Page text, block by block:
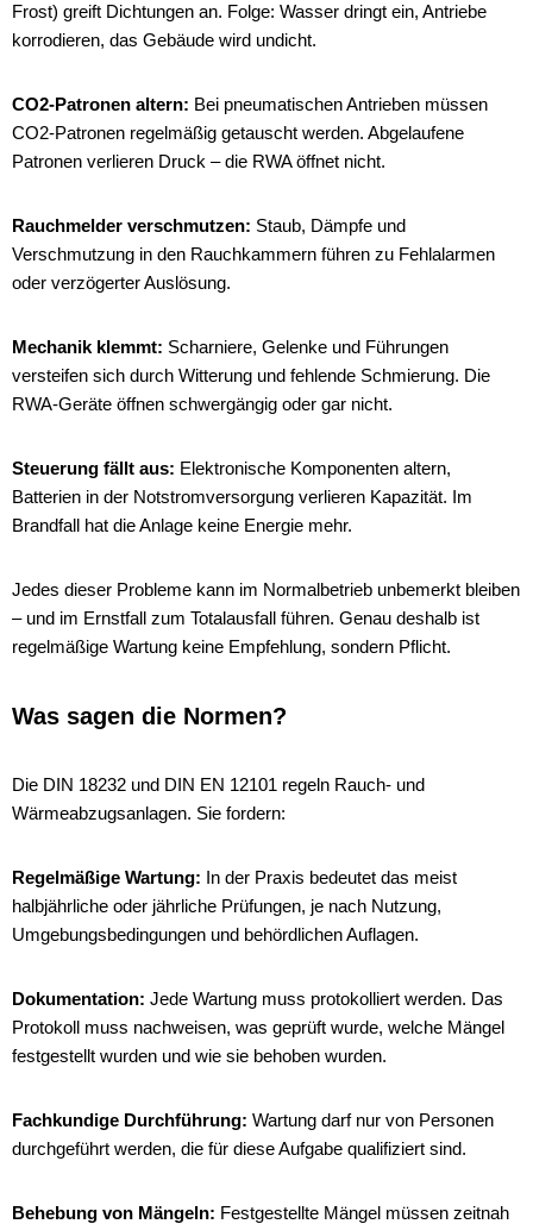
Frost) greift Dichtungen an. Folge: Wasser dringt ein, Antriebe
korrodieren, das Gebäude wird undicht.
CO2-Patronen altern: Bei pneumatischen Antrieben müssen
CO2-Patronen regelmäßig getauscht werden. Abgelaufene
Patronen verlieren Druck – die RWA öffnet nicht.
Rauchmelder verschmutzen: Staub, Dämpfe und
Verschmutzung in den Rauchkammern führen zu Fehlalarmen
oder verzögerter Auslösung.
Mechanik klemmt: Scharniere, Gelenke und Führungen
versteifen sich durch Witterung und fehlende Schmierung. Die
RWA-Geräte öffnen schwergängig oder gar nicht.
Steuerung fällt aus: Elektronische Komponenten altern,
Batterien in der Notstromversorgung verlieren Kapazität. Im
Brandfall hat die Anlage keine Energie mehr.
Jedes dieser Probleme kann im Normalbetrieb unbemerkt bleiben
– und im Ernstfall zum Totalausfall führen. Genau deshalb ist
regelmäßige Wartung keine Empfehlung, sondern Pflicht.
Was sagen die Normen?
Die DIN 18232 und DIN EN 12101 regeln Rauch- und
Wärmeabzugsanlagen. Sie fordern:
Regelmäßige Wartung: In der Praxis bedeutet das meist
halbjährliche oder jährliche Prüfungen, je nach Nutzung,
Umgebungsbedingungen und behördlichen Auflagen.
Dokumentation: Jede Wartung muss protokolliert werden. Das
Protokoll muss nachweisen, was geprüft wurde, welche Mängel
festgestellt wurden und wie sie behoben wurden.
Fachkundige Durchführung: Wartung darf nur von Personen
durchgeführt werden, die für diese Aufgabe qualifiziert sind.
Behebung von Mängeln: Festgestellte Mängel müssen zeitnah